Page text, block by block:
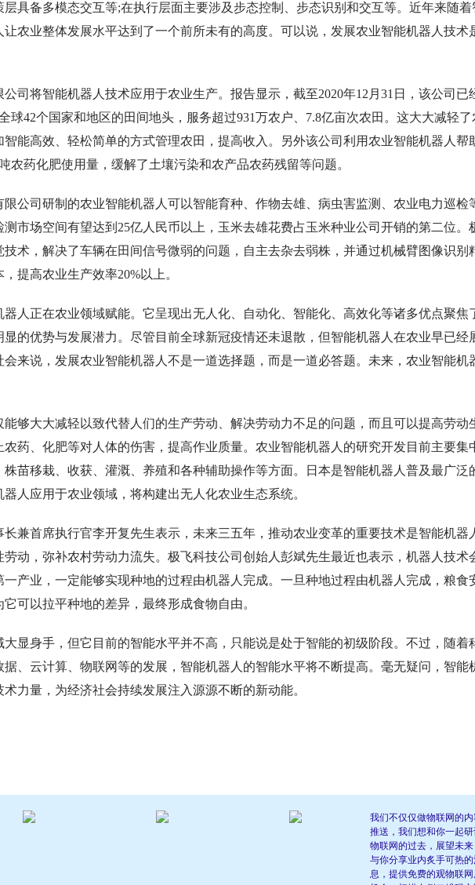
具备多模态交互等;在执行层面主要涉及步态控制、步态识别和交互等。近年来随着
农业整体发展水平达到了一个前所未有的高度。可以说，发展农业智能机器人技术
司将智能机器人技术应用于农业生产。报告显示，截至2020年12月31日，该公司已
球42个国家和地区的田间地头，服务超过931万农户、7.8亿亩次农田。这大大减轻了
能高效、轻松简单的方式管理农田，提高收入。另外该公司利用农业智能机器人帮
农药化肥使用量，缓解了土壤污染和农产品农药残留等问题。
公司研制的农业智能机器人可以智能育种、作物去雄、病虫害监测、农业电力巡检
市场空间有望达到25亿人民币以上，玉米去雄花费占玉米种业公司开销的第二位。
术，解决了车辆在田间信号微弱的问题，自主去杂去弱株，并通过机械臂图像识别
提高农业生产效率20%以上。
人正在农业领域赋能。它呈现出无人化、自动化、智能化、高效化等诸多优点聚焦
的优势与发展潜力。尽管目前全球新冠疫情还未退散，但智能机器人在农业早已经
来说，发展农业智能机器人不是一道选择题，而是一道必答题。未来，农业智能机
够大大减轻以致代替人们的生产劳动、解决劳动力不足的问题，而且可以提高劳动
药、化肥等对人体的伤害，提高作业质量。农业智能机器人的研究开发目前主要集
苗移栽、收获、灌溉、养殖和各种辅助操作等方面。日本是智能机器人普及最广泛
人应用于农业领域，将构建出无人化农业生态系统。
兼首席执行官李开复先生表示，未来三五年，推动农业变革的重要技术是智能机器
动，弥补农村劳动力流失。极飞科技公司创始人彭斌先生最近也表示，机器人技术
产业，一定能够实现种地的过程由机器人完成。一旦种地过程由机器人完成，粮食
可以拉平种地的差异，最终形成食物自由。
显身手，但它目前的智能水平并不高，只能说是处于智能的初级阶段。不过，随着
、云计算、物联网等的发展，智能机器人的智能水平将不断提高。毫无疑问，智能
力量，为经济社会持续发展注入源源不断的新动能。
我们不仅仅做物联网的
推送，我们想和你一起
物联网的过去，展望未来
与你分享业内炙手可热
息，提供免费的观物联网